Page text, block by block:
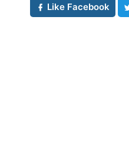
Like Facebook